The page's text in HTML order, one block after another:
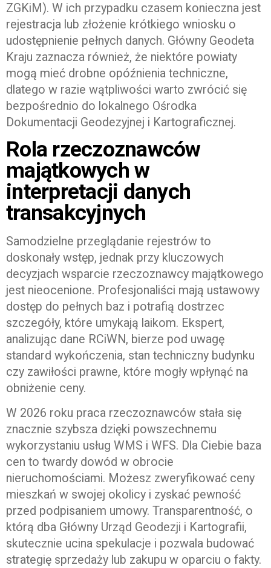
ZGKiM). W ich przypadku czasem konieczna jest
rejestracja lub złożenie krótkiego wniosku o
udostępnienie pełnych danych. Główny Geodeta
Kraju zaznacza również, że niektóre powiaty
mogą mieć drobne opóźnienia techniczne,
dlatego w razie wątpliwości warto zwrócić się
bezpośrednio do lokalnego Ośrodka
Dokumentacji Geodezyjnej i Kartograficznej.
Rola rzeczoznawców
majątkowych w
interpretacji danych
transakcyjnych
Samodzielne przeglądanie rejestrów to
doskonały wstęp, jednak przy kluczowych
decyzjach wsparcie rzeczoznawcy majątkowego
jest nieocenione. Profesjonaliści mają ustawowy
dostęp do pełnych baz i potrafią dostrzec
szczegóły, które umykają laikom. Ekspert,
analizując dane RCiWN, bierze pod uwagę
standard wykończenia, stan techniczny budynku
czy zawiłości prawne, które mogły wpłynąć na
obniżenie ceny.
W 2026 roku praca rzeczoznawców stała się
znacznie szybsza dzięki powszechnemu
wykorzystaniu usług WMS i WFS. Dla Ciebie baza
cen to twardy dowód w obrocie
nieruchomościami. Możesz zweryfikować ceny
mieszkań w swojej okolicy i zyskać pewność
przed podpisaniem umowy. Transparentność, o
którą dba Główny Urząd Geodezji i Kartografii,
skutecznie ucina spekulacje i pozwala budować
strategię sprzedaży lub zakupu w oparciu o fakty.